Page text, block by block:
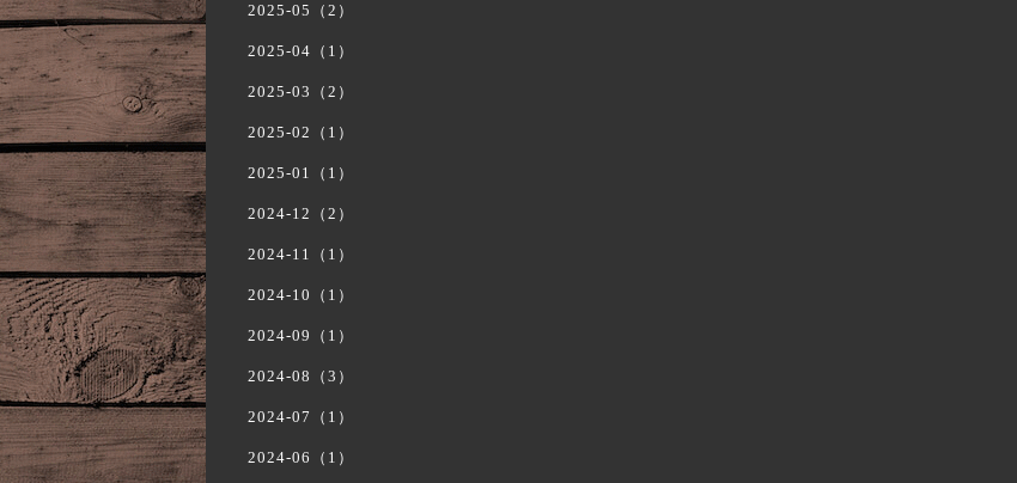
2025-05（2）
2025-04（1）
2025-03（2）
2025-02（1）
2025-01（1）
2024-12（2）
2024-11（1）
2024-10（1）
2024-09（1）
2024-08（3）
2024-07（1）
2024-06（1）